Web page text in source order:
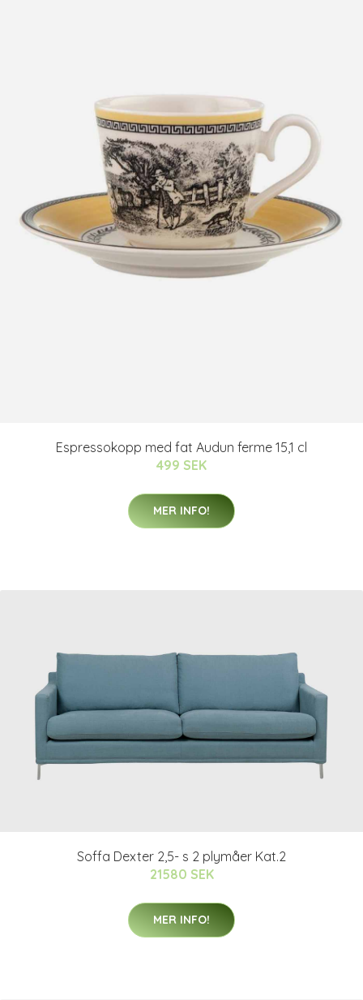
Espressokopp med fat Audun ferme 15,1 cl
499 SEK
MER INFO!
Soffa Dexter 2,5- s 2 plymåer Kat.2
21580 SEK
MER INFO!